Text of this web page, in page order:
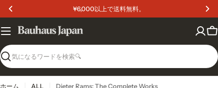
ン
へ
ス
¥6,000以上で送料無料。
検
カ
ー
ト
ホーム ALL Dieter Rams: The Complete Works